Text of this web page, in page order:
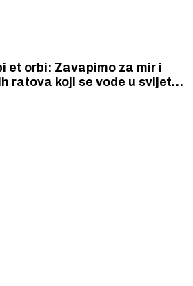
et orbi: Zavapimo za mir i
ratova koji se vode u svijetu.